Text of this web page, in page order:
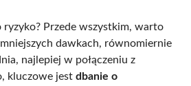
ryzyko? Przede wszystkim, warto
dawkach, równomiernie
najlepiej w połączeniu z
kluczowe jest dbanie o